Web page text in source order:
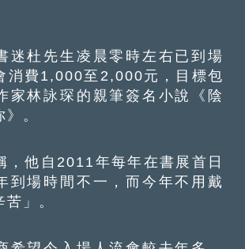
杜先生凌晨零時左右已到場
消費1,000至2,000元，目標包
家林詠琛的親筆簽名小說《陰
。
他自2011年每年在書展首日
到場時間不一，而今年不用戴
」。